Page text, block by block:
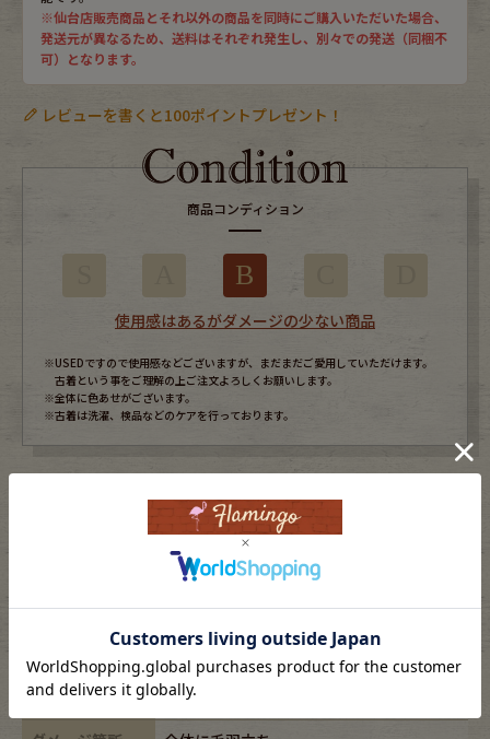
※仙台店販売商品とそれ以外の商品を同時にご購入いただいた場合、
発送元が異なるため、送料はそれぞれ発生し、別々での発送（同梱不
可）となります。
レビューを書くと100ポイントプレゼント！
商品コンディション
B
使用感はあるがダメージの少ない商品
※USEDですので使用感などございますが、まだまだご愛用していただけます。
古着という事をご理解の上ご注文よろしくお願いします。
※全体に色あせがございます。
※古着は洗濯、検品などのケアを行っております。
XL
Champion/チャンピオン
素材
cotton88%,rayon12%
年代
-
カラー
ブルー/blue